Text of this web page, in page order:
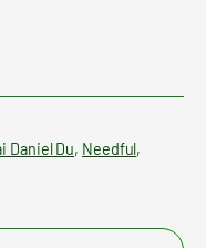
Daniel Du, Needful